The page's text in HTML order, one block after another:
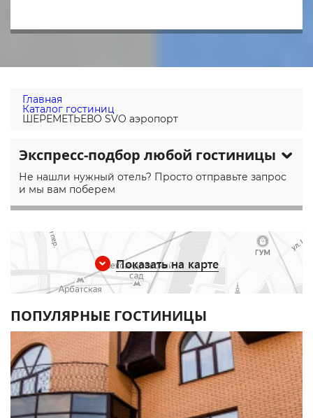
Главная
Каталог гостиниц
ШЕРЕМЕТЬЕВО SVO аэропорт
Экспресс-подбор любой гостиницы
Не нашли нужный отель? Просто отправьте запрос
и мы вам поберем
Показать на карте
ПОПУЛЯРНЫЕ ГОСТИНИЦЫ